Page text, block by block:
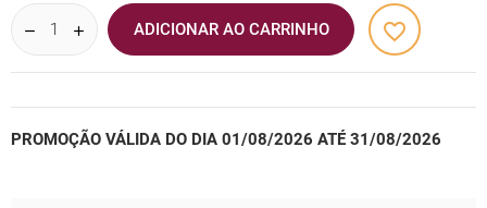
ADICIONAR AO CARRINHO favorite_border
PROMOÇÃO VÁLIDA DO DIA 01/08/2026 ATÉ 31/08/2026